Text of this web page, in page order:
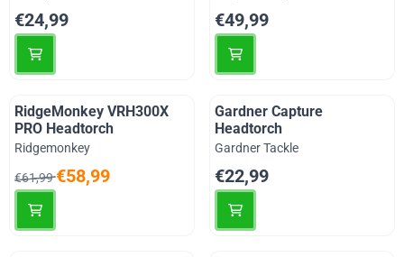
Prijs: 24,99
€24,99 Prijs: 49,99
€49,99
RidgeMonkey VRH300X
PRO Headtorch
Merk:
Ridgemonkey
Van 61,99 voor 58,99
€61,99€58,99
Gardner Capture
Headtorch
Merk:
Gardner Tackle
Prijs: 22,99
€22,99